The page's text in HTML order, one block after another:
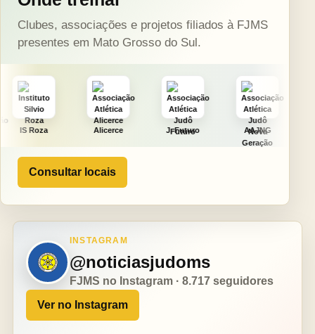
Clubes, associações e projetos filiados à FJMS
presentes em Mato Grosso do Sul.
Alicerce J. Futuro AAJNG TSURU
Consultar locais
INSTAGRAM
@noticiasjudoms
FJMS no Instagram · 8.717 seguidores
Ver no Instagram